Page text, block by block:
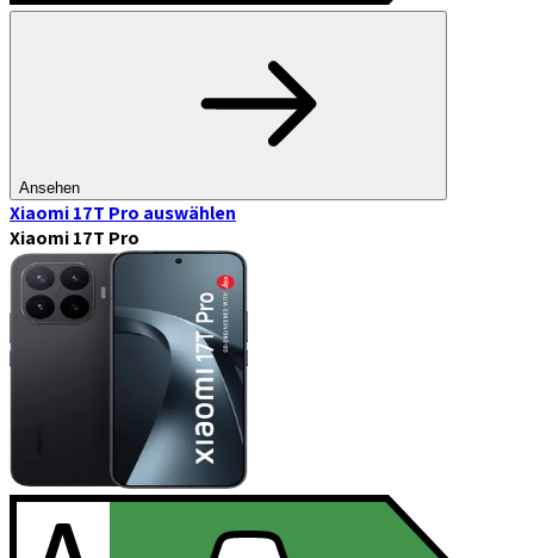
Ansehen
Xiaomi 17T Pro auswählen
Xiaomi 17T Pro